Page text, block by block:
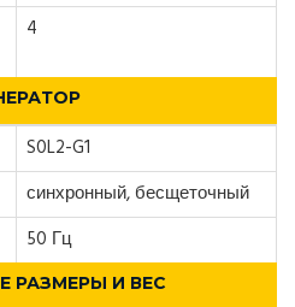
4
S0L2-G1
синхронный, бесщеточный
50 Гц
РАЗМЕРЫ И ВЕС